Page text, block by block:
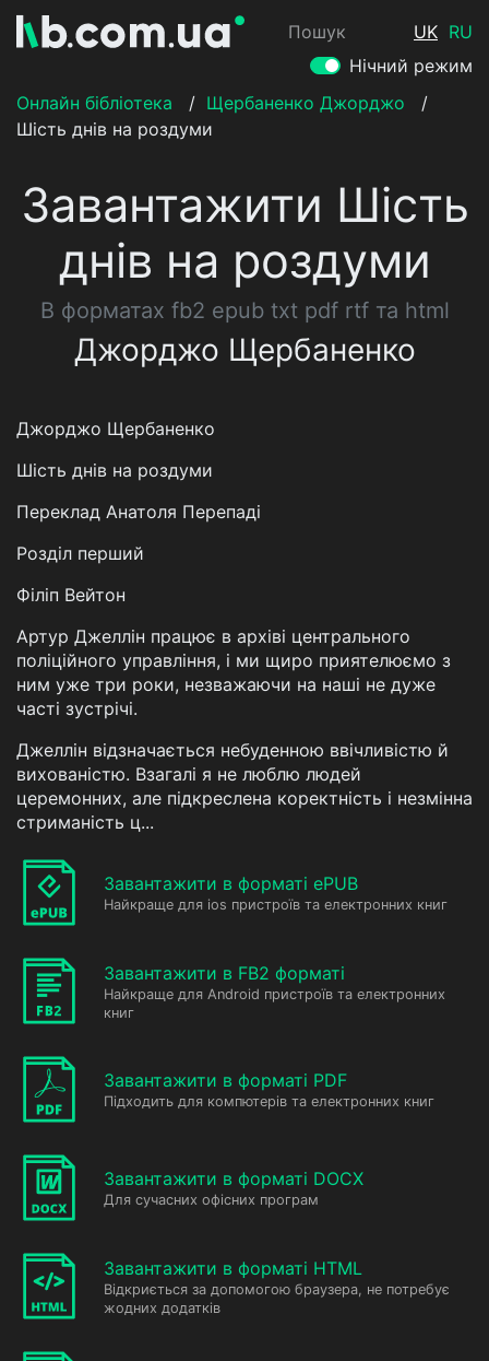
Пошук UK RU
Нічний режим
Онлайн бібліотека
/ Щербаненко Джорджо
/
Шість днів на роздуми
Завантажити Шість
днів на роздуми
В форматах fb2 epub txt pdf rtf та html
Джорджо Щербаненко
Джорджо Щербаненко
Шість днів на роздуми
Переклад Анатоля Перепаді
Розділ перший
Філіп Вейтон
Артур Джеллін працює в архіві центрального
поліційного управління, і ми щиро приятелюємо з
ним уже три роки, незважаючи на наші не дуже
часті зустрічі.
Джеллін відзначається небуденною ввічливістю й
вихованістю. Взагалі я не люблю людей
церемонних, але підкреслена коректність і незмінна
стриманість ц...
Завантажити в форматі ePUB
Найкраще для ios пристроїв та електронних книг
Завантажити в FB2 форматі
Найкраще для Android пристроїв та електронних
книг
Завантажити в форматі PDF
Підходить для компютерів та електронних книг
Завантажити в форматі DOCX
Для сучасних офісних програм
Завантажити в форматі HTML
Відкриється за допомогою браузера, не потребує
жодних додатків